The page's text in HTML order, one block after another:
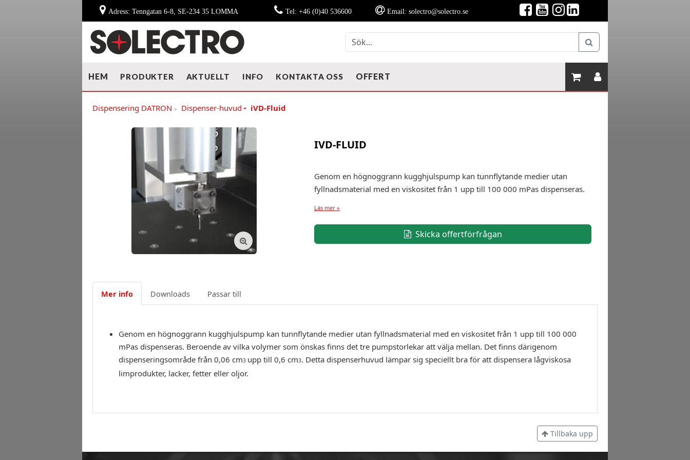
Adress: Tenngatan 6-8, SE-234 35 LOMMA Tel: +46 (0)40 536600 Email: solectro@solectro.se
HEM PRODUKTER AKTUELLT INFO KONTAKTA OSS OFFERT
Dispensering DATRON » Dispenser-huvud iVD-Fluid
IVD-FLUID
Genom en högnoggrann kugghjulspump kan tunnflytande medier utan
fyllnadsmaterial med en viskositet från 1 upp till 100 000 mPas dispenseras.
Läs mer »
Skicka offertförfrågan
Mer info Downloads Passar till
Genom en högnoggrann kugghjulspump kan tunnflytande medier utan fyllnadsmaterial med en viskositet från 1 upp till 100 000
mPas dispenseras. Beroende av vilka volymer som önskas finns det tre pumpstorlekar att välja mellan. Det finns därigenom
dispenseringsområde från 0,06 cm3 upp till 0,6 cm3. Detta dispenserhuvud lämpar sig speciellt bra för att dispensera lågviskosa
limprodukter, lacker, fetter eller oljor.
Tillbaka upp